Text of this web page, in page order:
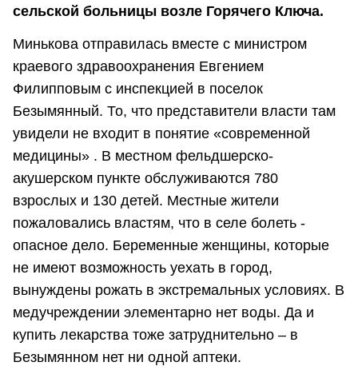
сельской больницы возле Горячего Ключа.
Минькова отправилась вместе с министром
краевого здравоохранения Евгением
Филипповым с инспекцией в поселок
Безымянный. То, что представители власти там
увидели не входит в понятие «современной
медицины» . В местном фельдшерско-
акушерском пункте обслуживаются 780
взрослых и 130 детей. Местные жители
пожаловались властям, что в селе болеть -
опасное дело. Беременные женщины, которые
не имеют возможность уехать в город,
вынуждены рожать в экстремальных условиях. В
медучреждении элементарно нет воды. Да и
купить лекарства тоже затруднительно – в
Безымянном нет ни одной аптеки.